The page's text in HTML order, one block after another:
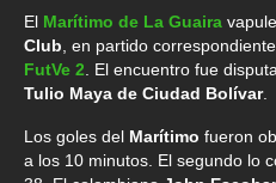
El Marítimo de La Guaira
Club , en partido
FutVe 2 . El encuentro fue
Tulio Maya de Ciudad Bolívar.
Los goles del Marítimo fueron
a los 10 minutos. El segundo lo